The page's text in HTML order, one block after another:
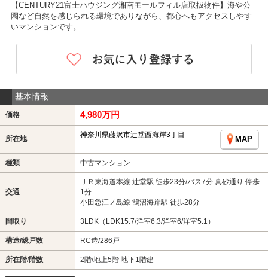
【CENTURY21富士ハウジング湘南モールフィル店取扱物件】海や公
園など自然を感じられる環境でありながら、都心へもアクセスしやす
いマンションです。
基本情報
価格 4,980万円
所在地 神奈川県藤沢市辻堂西海岸3丁目
MAP
種類 中古マンション
交通
ＪＲ東海道本線 辻堂駅 徒歩23分/バス7分 真砂通り 停歩
1分
小田急江ノ島線 鵠沼海岸駅 徒歩28分
間取り 3LDK（LDK15.7/洋室6.3/洋室6/洋室5.1）
構造/総戸数 RC造/286戸
所在階/階数 2階/地上5階 地下1階建